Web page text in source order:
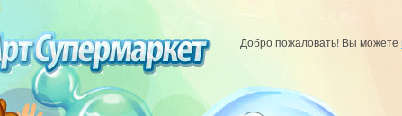
Добро пожаловать! Вы можете